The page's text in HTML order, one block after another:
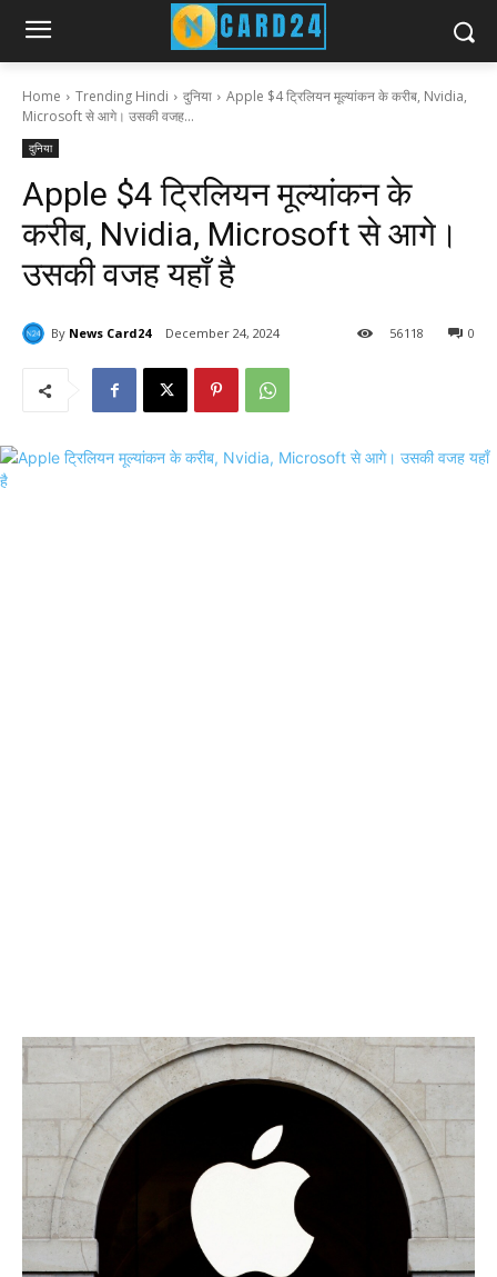
Home Trending Hindi दुनिया
Apple $4 ट्रिलियन मूल्यांकन के करीब, Nvidia,
Microsoft से आगे। उसकी वजह...
दुनिया
Apple $4 ट्रिलियन मूल्यांकन के
करीब, Nvidia, Microsoft से आगे।
उसकी वजह यहाँ है
By News Card24 December 24, 2024 0
56118